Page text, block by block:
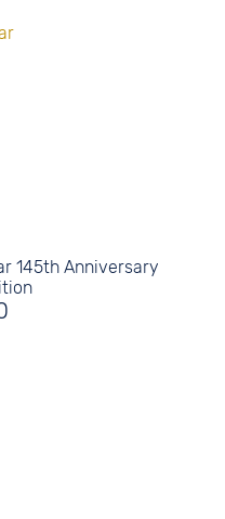
145th Anniversary